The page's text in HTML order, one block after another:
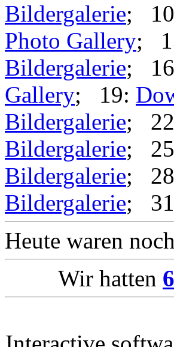
Bildergalerie;
Photo Gallery;
Bildergalerie;
Gallery; 19:
Bildergalerie;
Bildergalerie;
Bildergalerie;
Bildergalerie;
Heute waren
Wir hatten